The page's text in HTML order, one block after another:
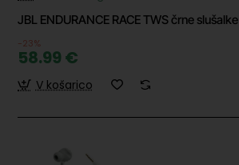
JBL ENDURANCE RACE TWS črne slušalke
-23%
58.99 €
V košarico